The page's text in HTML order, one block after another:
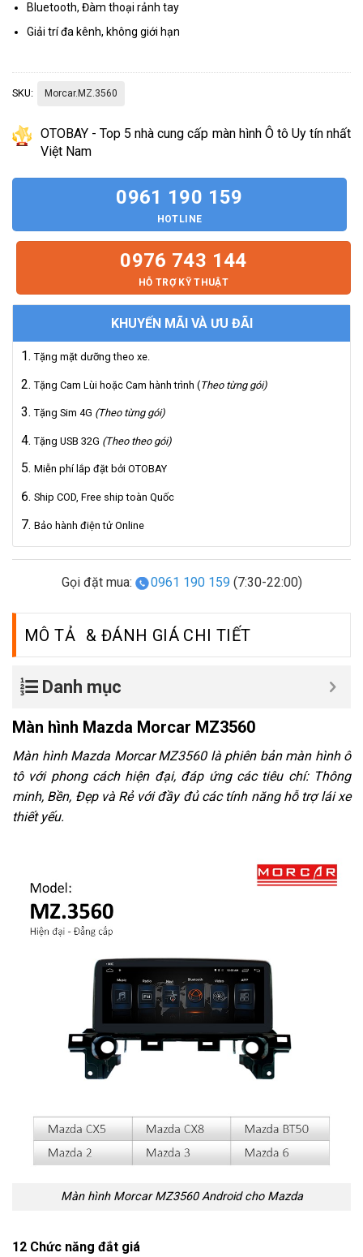
Bluetooth, Đàm thoại rảnh tay
Giải trí đa kênh, không giới hạn
SKU: Morcar.MZ.3560
OTOBAY - Top 5 nhà cung cấp màn hình Ô tô Uy tín nhất
Việt Nam
0961 190 159
HOTLINE
0976 743 144
HỖ TRỢ KỸ THUẬT
KHUYẾN MÃI VÀ ƯU ĐÃI
Tặng mặt dưỡng theo xe.
Tặng Cam Lùi hoặc Cam hành trình (Theo từng gói)
Tặng Sim 4G (Theo từng gói)
Tặng USB 32G (Theo theo gói)
Miễn phí lắp đặt bởi OTOBAY
Ship COD, Free ship toàn Quốc
Bảo hành điện tử Online
Gọi đặt mua: 0961 190 159 (7:30-22:00)
MÔ TẢ
Danh mục
Màn hình Mazda Morcar MZ3560
Màn hình Mazda Morcar MZ3560là phiên bản màn hình ô
tô với phong cách hiện đại, đáp ứng các tiêu chí: Thông
minh, Bền, Đẹp và Rẻ với đầy đủ các tính năng hỗ trợ lái xe
thiết yếu.
Màn hình Morcar MZ3560 Android cho Mazda
12 Chức năng đắt giá